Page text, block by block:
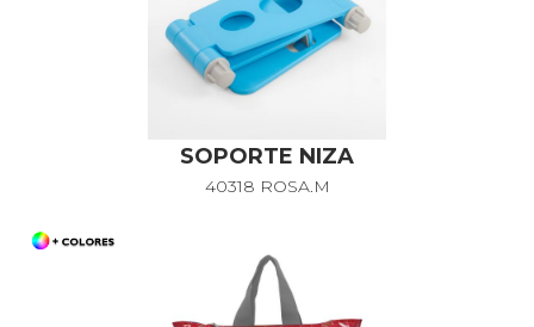
SOPORTE NIZA
40318 ROSA.M